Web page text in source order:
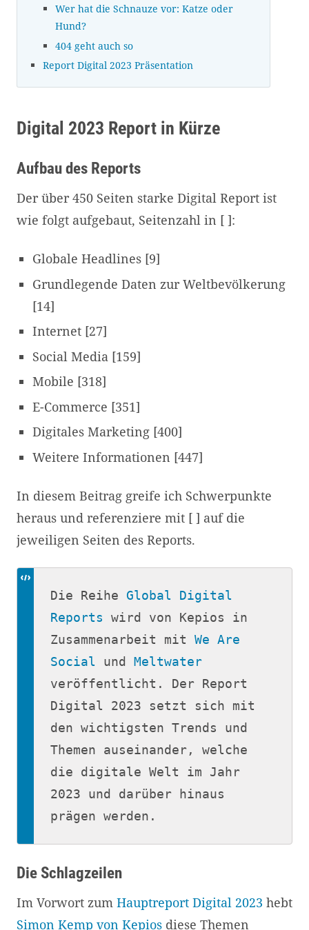
Wer hat die Schnauze vor: Katze oder
Hund?
404 geht auch so
Report Digital 2023 Präsentation
Digital 2023 Report in Kürze
Aufbau des Reports
Der über 450 Seiten starke Digital Report ist
wie folgt aufgebaut, Seitenzahl in [ ]:
Globale Headlines [9]
Grundlegende Daten zur Weltbevölkerung
[14]
Internet [27]
Social Media [159]
Mobile [318]
E-Commerce [351]
Digitales Marketing [400]
Weitere Informationen [447]
In diesem Beitrag greife ich Schwerpunkte
heraus und referenziere mit [ ] auf die
jeweiligen Seiten des Reports.
Die Reihe Global Digital
Reports wird von Kepios in
Zusammenarbeit mit We Are
Social und Meltwater
veröffentlicht. Der Report
Digital 2023 setzt sich mit
den wichtigsten Trends und
Themen auseinander, welche
die digitale Welt im Jahr
2023 und darüber hinaus
prägen werden.
Die Schlagzeilen
Im Vorwort zum Hauptreport Digital 2023 hebt
Simon Kemp von Kepios diese Themen